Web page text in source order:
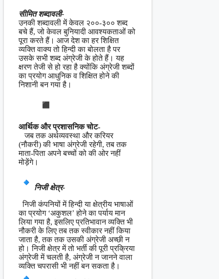
सीमित शब्दावली-
उनकी शब्दावली में केवल २००-३०० शब्द
बचे हैं, जो केवल बुनियादी आवश्यकताओं को
पूरा करते हैं। आज देश का हर शिक्षित
व्यक्ति वाक्य तो हिन्दी का बोलता है पर
उसके सभी शब्द अंग्रेजी के होते हैं। यह
क्षरण तेजी से हो रहा है क्योंकि अंग्रेजी शब्दों
का प्रयोग आधुनिक व शिक्षित होने की
निशानी बन गया है।
आर्थिक और प्रशासनिक चोट-
जब तक अर्थव्यवस्था और करियर
(नौकरी) की भाषा अंग्रेजी रहेगी, तब तक
माता-पिता अपने बच्चों को की ओर नहीं
मोड़ेंगे।
निजी क्षेत्र-
निजी कंपनियों में हिन्दी या क्षेत्रीय भाषाओं
का प्रयोग ‘अकुशल’ होने का पर्याय मान
लिया गया है, इसलिए प्रतिभावान व्यक्ति भी
नौकरी के लिए तब तक स्वीकार नहीं किया
जाता है, तक तक उसकी अंग्रेजी अच्छी न
हो। निजी क्षेत्र में तो भर्ती की पूरी प्रक्रिया
अंग्रेजी में चलती है, अंग्रेजी न जानने वाला
व्यक्ति चपरासी भी नहीं बन सकता है।